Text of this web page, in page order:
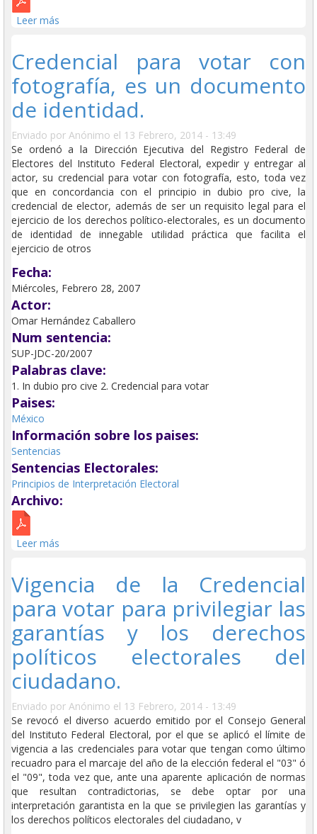
Leer más
Credencial para votar con
fotografía, es un documento
de identidad.
Enviado por Anónimo el 13 Febrero, 2014 - 13:49
Se ordenó a la Dirección Ejecutiva del Registro Federal de
Electores del Instituto Federal Electoral, expedir y entregar al
actor, su credencial para votar con fotografía, esto, toda vez
que en concordancia con el principio in dubio pro cive, la
credencial de elector, además de ser un requisito legal para el
ejercicio de los derechos político-electorales, es un documento
de identidad de innegable utilidad práctica que facilita el
ejercicio de otros
Fecha:
Miércoles, Febrero 28, 2007
Actor:
Omar Hernández Caballero
Num sentencia:
SUP-JDC-20/2007
Palabras clave:
1. In dubio pro cive 2. Credencial para votar
Paises:
México
Información sobre los paises:
Sentencias
Sentencias Electorales:
Principios de Interpretación Electoral
Archivo:
Leer más
Vigencia de la Credencial
para votar para privilegiar las
garantías y los derechos
políticos electorales del
ciudadano.
Enviado por Anónimo el 13 Febrero, 2014 - 13:49
Se revocó el diverso acuerdo emitido por el Consejo General
del Instituto Federal Electoral, por el que se aplicó el límite de
vigencia a las credenciales para votar que tengan como último
recuadro para el marcaje del año de la elección federal el "03" ó
el "09", toda vez que, ante una aparente aplicación de normas
que resultan contradictorias, se debe optar por una
interpretación garantista en la que se privilegien las garantías y
los derechos políticos electorales del ciudadano, v